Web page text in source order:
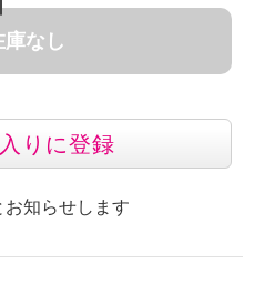
庫なし
りに登録
知らせします